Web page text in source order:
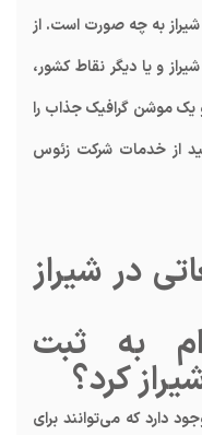
به چه صورت است. از
و یا دیگر نقاط کشور،
یک موشن گرافیک جذاب را
از خدمات شرکت زئوس
در شیراز
به ثبت
کرد؟
دارد که می‌توانند برای